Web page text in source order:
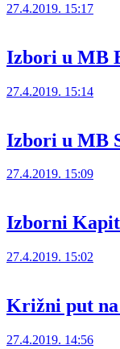
27.4.2019. 15:17
Izbori u MB
27.4.2019. 15:14
Izbori u MB
27.4.2019. 15:09
Izborni
27.4.2019. 15:02
Križni put
27.4.2019. 14:56